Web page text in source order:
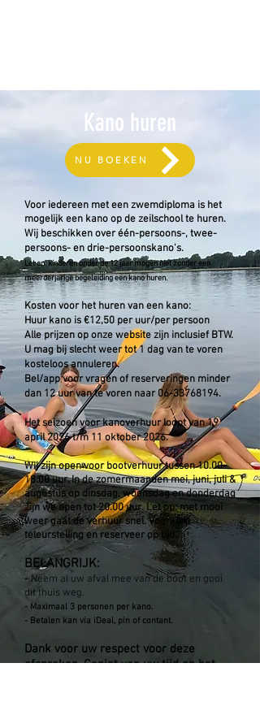
Kano huren
NU BOEKEN
Voor iedereen met een zwemdiploma is het
mogelijk een kano op de zeilschool te huren.
Wij beschikken over één-persoons-, twee-
persoons- en drie-persoonskano's.
Let op: kinderen onder de 12 jaar mogen niet zonder een
meerderjarige begeleiding een kano huren.
Kosten voor het huren van een kano:
Huur kano is €12,50 per uur/per persoon
Alle prijzen op onze website zijn inclusief BTW.
U mag bij slecht weer tot 1 dag van te voren
kosteloos annuleren.
Bel/app voor vragen of reserveringen minder
dan 12 uur van te voren naar06-33768194.
Het seizoen voor kanoverhuur loopt van19
april 2026 t/m 11 oktober 2026.
Wij zijn open voor bootverhuur tussen10.00-
18.00uur. In de zomermaanden mei, juni, juli &
augustus op dinsdag, woensdag en donderdag
zijn we open tot 20.00 uur.Let op: met mooi
weer gaat de verhuur snel.Voorkom
teleurstelling en reserveer op tijd.
BELANGRIJK:
-Neem al uw afval mee van de boot en gooi
dit thuis weg.
- Maximaal 3 personen per kano.
- Betalen kan via iDeal, pin of contant.
Dank voor uw respect voor deze
afspraken. Geniet van uw tijd op het